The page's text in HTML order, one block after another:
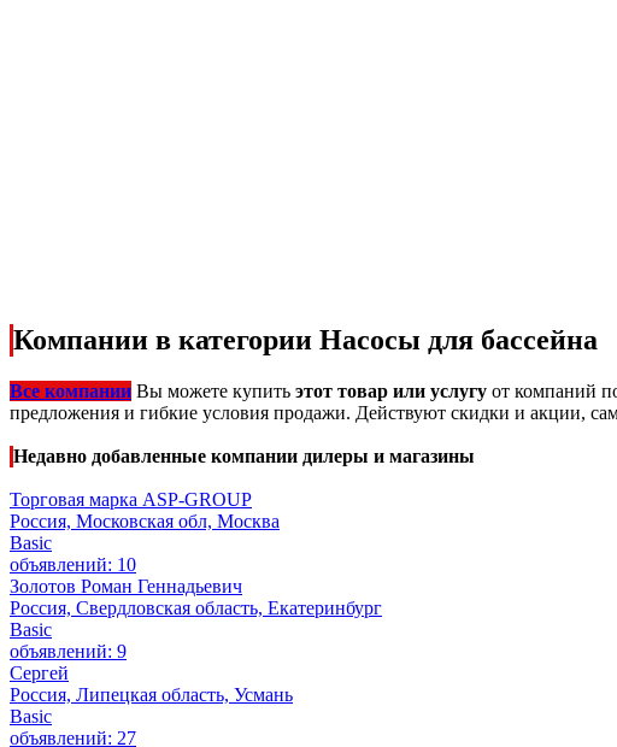
Компании в категории Насосы для бассейна
Все компании Вы можете купить этот товар или услугу от компаний
предложения и гибкие условия продажи. Действуют скидки и акции,
Недавно добавленные компании дилеры и магазины
Торговая марка ASP-GROUP
Россия, Московская обл, Москва
Basic
объявлений: 10
Золотов Роман Геннадьевич
Россия, Свердловская область, Екатеринбург
Basic
объявлений: 9
Сергей
Россия, Липецкая область, Усмань
Basic
объявлений: 27